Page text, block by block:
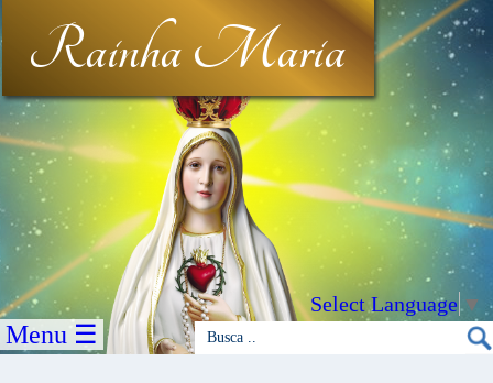
Rainha Maria
Select Language▼
Menu ☰